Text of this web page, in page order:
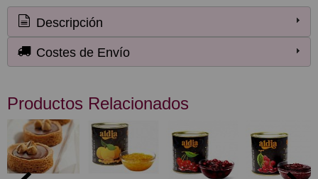
Descripción
Costes de Envío
Productos Relacionados